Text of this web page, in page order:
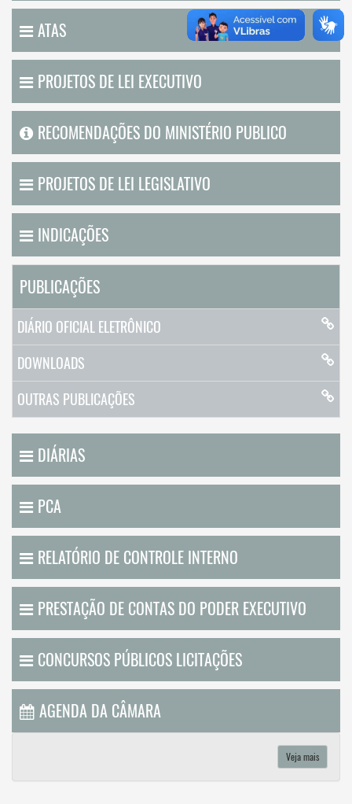
ATAS
PROJETOS DE LEI EXECUTIVO
RECOMENDAÇÕES DO MINISTÉRIO PUBLICO
PROJETOS DE LEI LEGISLATIVO
INDICAÇÕES
PUBLICAÇÕES
DIÁRIO OFICIAL ELETRÔNICO
DOWNLOADS
OUTRAS PUBLICAÇÕES
DIÁRIAS
PCA
RELATÓRIO DE CONTROLE INTERNO
PRESTAÇÃO DE CONTAS DO PODER EXECUTIVO
CONCURSOS PÚBLICOS LICITAÇÕES
AGENDA DA CÂMARA
Veja mais